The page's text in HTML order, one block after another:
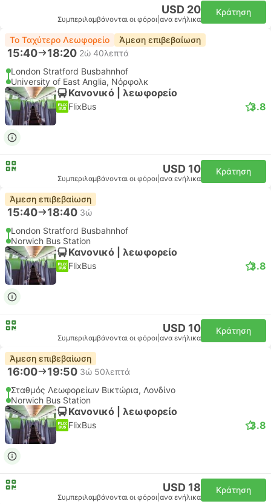
USD 20
Συμπεριλαμβάνονται οι φόροι ανα ενήλικα
Κράτηση
Το Ταχύτερο Λεωφορείο Άμεση επιβεβαίωση
15:40 18:20 2ώ 40λεπτά
London Stratford Busbahnhof
University of East Anglia, Νόρφολκ
Κανονικό | λεωφορείο
FlixBus 3.8
USD 10
Συμπεριλαμβάνονται οι φόροι ανα ενήλικα
Κράτηση
Άμεση επιβεβαίωση
15:40 18:40 3ώ
London Stratford Busbahnhof
Norwich Bus Station
Κανονικό | λεωφορείο
FlixBus 3.8
USD 10
Συμπεριλαμβάνονται οι φόροι ανα ενήλικα
Κράτηση
Άμεση επιβεβαίωση
16:00 19:50 3ώ 50λεπτά
Σταθμός Λεωφορείων Βικτώρια, Λονδίνο
Norwich Bus Station
Κανονικό | λεωφορείο
FlixBus 3.8
USD 18
Συμπεριλαμβάνονται οι φόροι ανα ενήλικα
Κράτηση